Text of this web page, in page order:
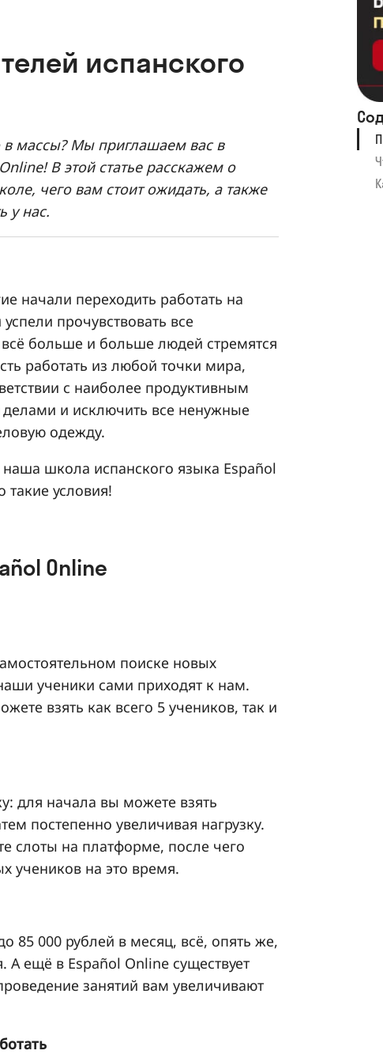
испанского
в массы? Мы приглашаем вас в
В этой статье расскажем о
чего вам стоит ожидать, а также
у нас.
начали переходить работать на
прочувствовать все
больше и больше людей стремятся
работать из любой точки мира,
с наиболее продуктивным
и исключить все ненужные
одежду.
школа испанского языка Español
условия!
Online
поиске новых
ученики сами приходят к нам.
взять как всего 5 учеников, так и
для начала вы можете взять
постепенно увеличивая нагрузку.
слоты на платформе, после чего
учеников на это время.
85 000 рублей в месяц, всё, опять же,
А ещё в Español Online существует
занятий вам увеличивают